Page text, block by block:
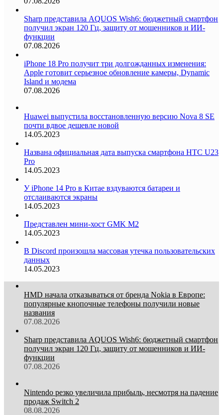
Sharp представила AQUOS Wish6: бюджетный смартфон
получил экран 120 Гц, защиту от мошенников и ИИ-
функции
07.08.2026
iPhone 18 Pro получит три долгожданных изменения:
Apple готовит серьезное обновление камеры, Dynamic
Island и модема
07.08.2026
Huawei выпустила восстановленную версию Nova 8 SE
почти вдвое дешевле новой
14.05.2023
Названа официальная дата выпуска смартфона HTC U23
Pro
14.05.2023
У iPhone 14 Pro в Китае вздуваются батареи и
отслаиваются экраны
14.05.2023
Представлен мини-хост GMK M2
14.05.2023
В Discord произошла массовая утечка пользовательских
данных
14.05.2023
HMD начала отказываться от бренда Nokia в Европе:
популярные кнопочные телефоны получили новые
названия
07.08.2026
Sharp представила AQUOS Wish6: бюджетный смартфон
получил экран 120 Гц, защиту от мошенников и ИИ-
функции
07.08.2026
Nintendo резко увеличила прибыль, несмотря на падение
продаж Switch 2
08.08.2026